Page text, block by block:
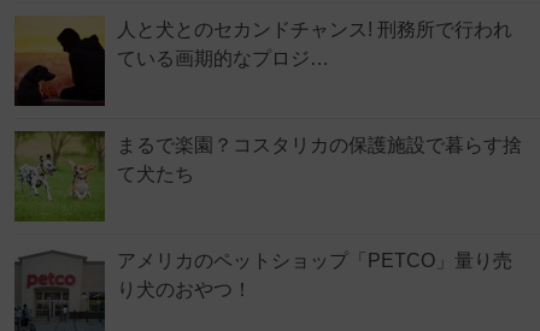
人と犬とのセカンドチャンス! 刑務所で行われ
ている画期的なプロジ…
まるで楽園？コスタリカの保護施設で暮らす捨
て犬たち
アメリカのペットショップ「PETCO」量り売
り犬のおやつ！